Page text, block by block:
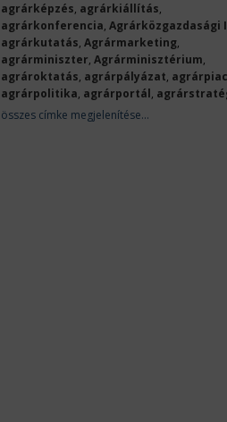
agrárképzés, agrárkiállítás,
agrárkonferencia, Agrárközgazdasági
agrárkutatás, Agrármarketing,
agrárminiszter, Agrárminisztérium,
agrároktatás, agrárpályázat, agrárpiac
agrárpolitika, agrárportál,
összes címke megjelenítése...